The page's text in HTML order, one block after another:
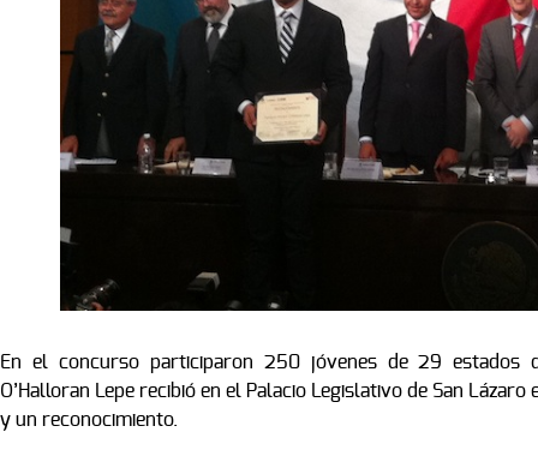
En el concurso participaron 250 jóvenes de 29 estados
O’Halloran Lepe recibió en el Palacio Legislativo de San
y un reconocimiento.